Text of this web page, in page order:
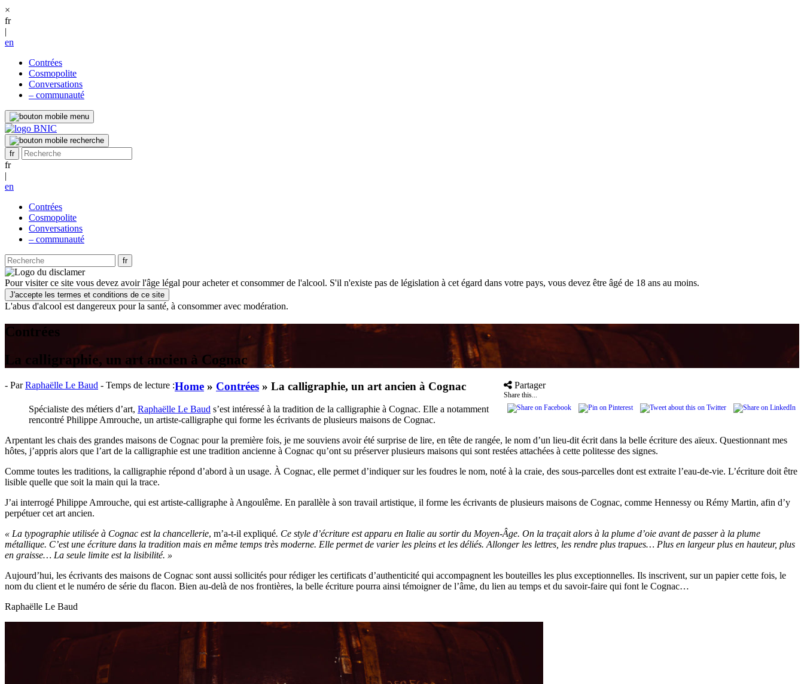
×
fr
|
en
Contrées
Cosmopolite
Conversations
– communauté
fr
|
en
Contrées
Cosmopolite
Conversations
– communauté
Pour visiter ce site vous devez avoir l'âge légal pour acheter et consommer de l'alcool. S'il n'existe pas de législation à cet égard dans votre pays, vous devez être âgé de 18 ans au moins.
J'accepte les termes et conditions de ce site
L'abus d'alcool est dangereux pour la santé, à consommer avec modération.
Contrées
La calligraphie, un art ancien à Cognac
- ParRaphaëlle Le Baud - Temps de lecture : Partager
Share this...
Home » Contrées » La calligraphie, un art ancien à Cognac
Spécialiste des métiers d’art, Raphaëlle Le Baud s’est intéressé à la tradition de la calligraphie à Cognac. Elle a notamment
rencontré Philippe Amrouche, un artiste-calligraphe qui forme les écrivants de plusieurs maisons de Cognac.
Arpentant les chais des grandes maisons de Cognac pour la première fois, je me souviens avoir été surprise de lire, en tête de rangée, le nom d’un lieu-dit écrit dans la belle écriture des aïeux. Questionnant mes
hôtes, j’appris alors que l’art de la calligraphie est une tradition ancienne à Cognac qu’ont su préserver plusieurs maisons qui sont restées attachées à cette politesse des signes.
Comme toutes les traditions, la calligraphie répond d’abord à un usage. À Cognac, elle permet d’indiquer sur les foudres le nom, noté à la craie, des sous-parcelles dont est extraite l’eau-de-vie. L’écriture doit être
lisible quelle que soit la main qui la trace.
J’ai interrogé Philippe Amrouche, qui est artiste-calligraphe à Angoulême. En parallèle à son travail artistique, il forme les écrivants de plusieurs maisons de Cognac, comme Hennessy ou Rémy Martin, afin d’y
perpétuer cet art ancien.
« La typographie utilisée à Cognac est la chancellerie, m’a-t-il expliqué. Ce style d’écriture est apparu en Italie au sortir du Moyen-Âge. On la traçait alors à la plume d’oie avant de passer à la plume
métallique. C’est une écriture dans la tradition mais en même temps très moderne. Elle permet de varier les pleins et les déliés. Allonger les lettres, les rendre plus trapues… Plus en largeur plus en hauteur, plus
en graisse… La seule limite est la lisibilité. »
Aujourd’hui, les écrivants des maisons de Cognac sont aussi sollicités pour rédiger les certificats d’authenticité qui accompagnent les bouteilles les plus exceptionnelles. Ils inscrivent, sur un papier cette fois, le
nom du client et le numéro de série du flacon. Bien au-delà de nos frontières, la belle écriture pourra ainsi témoigner de l’âme, du lien au temps et du savoir-faire qui font le Cognac…
Raphaëlle Le Baud